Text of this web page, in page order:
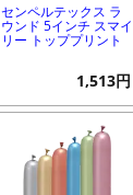
センペルテックス ラ
ウンド 5インチ スマイ
リー トッププリント
1,513円